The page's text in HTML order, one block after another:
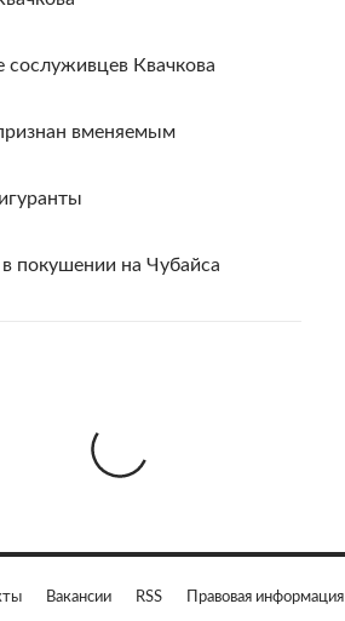
сослуживцев Квачкова
вменяемым
покушении на Чубайса
Вакансии RSS Правовая информация